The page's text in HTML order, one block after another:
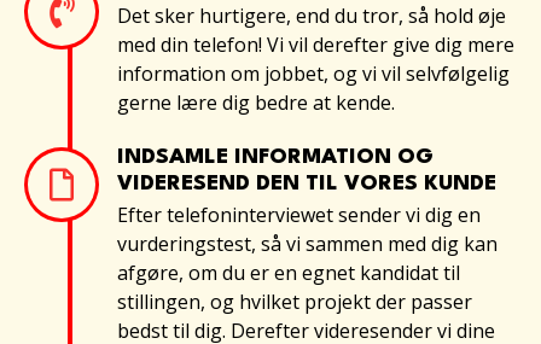
Det sker hurtigere, end du tror, så hold øje
med din telefon! Vi vil derefter give dig mere
information om jobbet, og vi vil selvfølgelig
gerne lære dig bedre at kende.
INDSAMLE INFORMATION OG
VIDERESEND DEN TIL VORES KUNDE
Efter telefoninterviewet sender vi dig en
vurderingstest, så vi sammen med dig kan
afgøre, om du er en egnet kandidat til
stillingen, og hvilket projekt der passer
bedst til dig. Derefter videresender vi dine